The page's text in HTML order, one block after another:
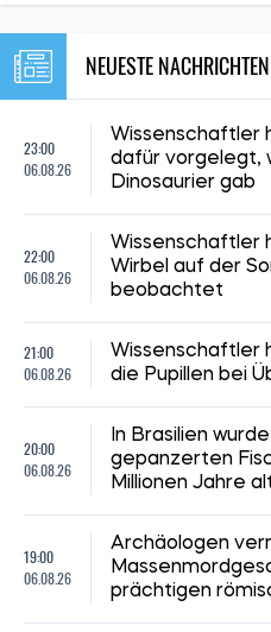
NEUESTE NACHRICHTEN
23:00
06.08.26
Wissenschaftler
dafür vorgelegt,
Dinosaurier gab
22:00
06.08.26
Wissenschaftler
Wirbel auf der
beobachtet
21:00
06.08.26
Wissenschaftler
die Pupillen bei
20:00
06.08.26
In Brasilien
gepanzerten
Millionen Jahre
19:00
06.08.26
Archäologen
prächtigen